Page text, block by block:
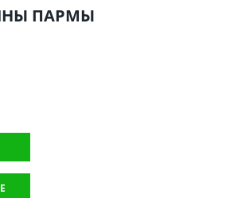
ПАРМЫ